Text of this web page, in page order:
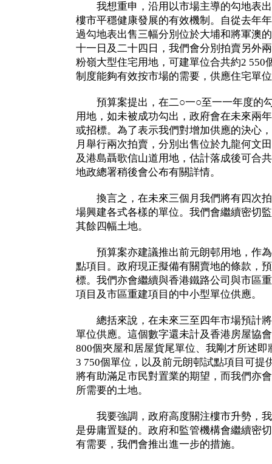
我想重申，沿用以市場主導的勾地表出
樓市平穩健康發展的有效機制。自從去年
過勾地表出售三幅分別位於大埔和將軍澳
十一日及二十四日，我們會分別拍賣另外
粉嶺大型住宅用地，可建單位合共約2 550
制度能夠有效按市場的需要，供應住宅單
預算案提出，在二○一○至一一年度的
用地，如未被成功勾出，政府會在未來兩
或招標。為了表示我們對增加供應的決心
月舉行兩次拍賣，分別出售位於九龍何文
及港島聶歌信山道用地，估計落成後可合
地政總署稍後會公布有關詳情。
換言之，在未來三個月我們將有四次拍
場興建各式各樣的單位。我們會繼續密切
其餘四幅土地。
預算案亦建議推出前元朗邨用地，作為
點項目。政府現正擬備有關賣地的條款，
標。我們亦會繼續與香港鐵路公司與市區
項目及市區重建項目的中小型單位供應。
總括來說，在未來三至四年市場預計將
單位供應。這個數字還未計及香港房屋協
800個夾屋和居屋貨尾單位、我剛才所述
3 750個單位，以及前元朗邨試點項目可提
將有助滿足市民對置業的期望，而我們亦
所需要的土地。
我要強調，政府高度關注樓市升勢，我
是毋庸置疑的。政府和監管機構會繼續密
有需要，我們會推出進一步的措施。